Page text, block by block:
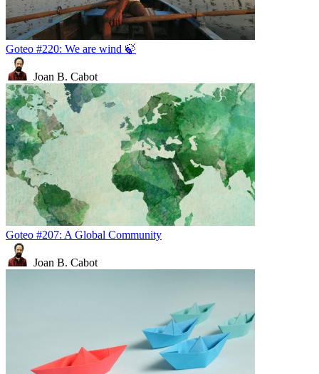
Goteo #220: We are wind 🍃
Joan B. Cabot
Goteo #207: A Global Community
Joan B. Cabot